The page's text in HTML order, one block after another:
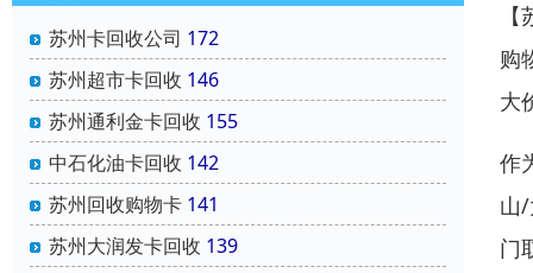
苏州卡回收公司 172
苏州超市卡回收 146
苏州通利金卡回收 155
中石化油卡回收 142
苏州回收购物卡 141
苏州大润发卡回收 139
购
大
作
山
门